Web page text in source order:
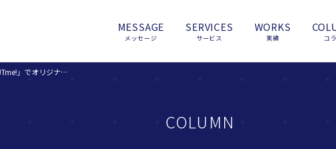
MESSAGE
メッセージ
SERVICES
サービス
WORKS
実績 コ
ユニクロが提供する「UTme!」でオリジナルTシャツを作ってみた！
COLUMN